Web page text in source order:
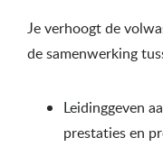
Je verhoogt de
de samenwerking
Leidinggeven
prestaties en